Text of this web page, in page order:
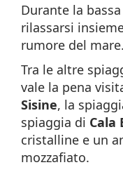
Durante la
rilassarsi
rumore del mare.
Tra le altre
vale la pena
Sisine, la
spiaggia di Cala
cristalline e un
mozzafiato.